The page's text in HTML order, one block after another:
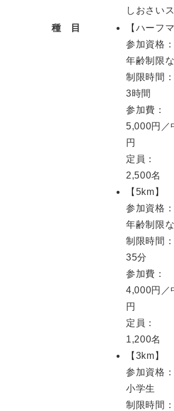
しおさい
種 目
【ハーフ
参加資格：
年齢制限
制限時間：
3時間
参加費：
5,000円／
円
定員：
2,500名
【5km】
参加資格：
年齢制限
制限時間：
35分
参加費：
4,000円／
円
定員：
1,200名
【3km】
参加資格：
小学生
制限時間：